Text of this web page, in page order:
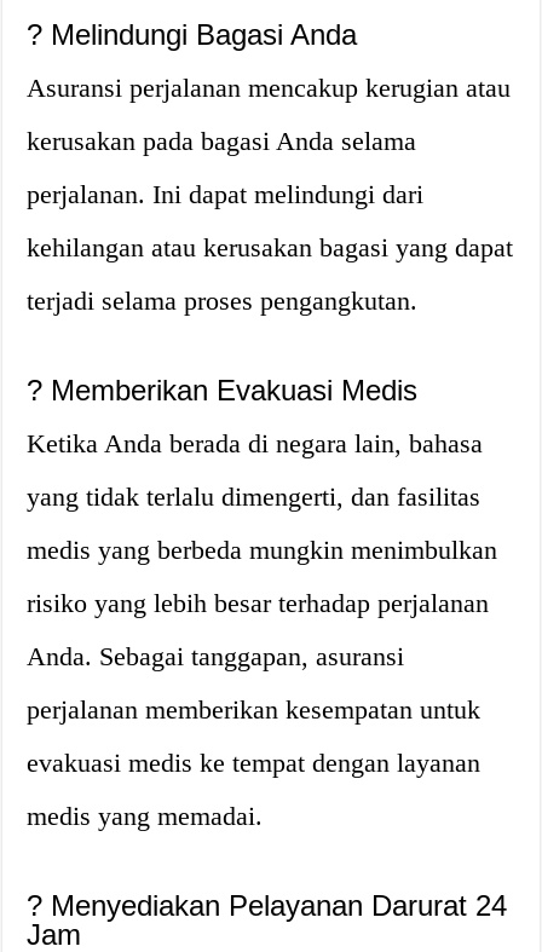
? Melindungi Bagasi Anda
Asuransi perjalanan mencakup kerugian atau
kerusakan pada bagasi Anda selama
perjalanan. Ini dapat melindungi dari
kehilangan atau kerusakan bagasi yang dapat
terjadi selama proses pengangkutan.
? Memberikan Evakuasi Medis
Ketika Anda berada di negara lain, bahasa
yang tidak terlalu dimengerti, dan fasilitas
medis yang berbeda mungkin menimbulkan
risiko yang lebih besar terhadap perjalanan
Anda. Sebagai tanggapan, asuransi
perjalanan memberikan kesempatan untuk
evakuasi medis ke tempat dengan layanan
medis yang memadai.
? Menyediakan Pelayanan Darurat 24
Jam